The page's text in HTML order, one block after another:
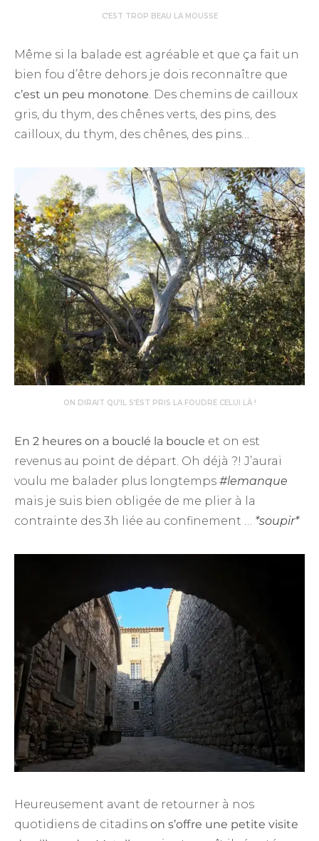
C’EST TROP BEAU LA MOUSSE
Même si la balade est agréable et que ça fait un
bien fou d’être dehors je dois reconnaître que
c’est un peu monotone. Des chemins de cailloux
gris, du thym, des chênes verts, des pins, des
cailloux, du thym, des chênes, des pins…
ON DIRAIT QU’IL S’EST PRIS LA FOUDRE CELUI LÀ !
En 2 heures on a bouclé la boucle et on est
revenus au point de départ. Oh déjà ?! J’aurai
voulu me balader plus longtemps #lemanque
mais je suis bien obligée de me plier à la
contrainte des 3h liée au confinement … *soupir*
Heureusement avant de retourner à nos
quotidiens de citadins on s’offre une petite visite